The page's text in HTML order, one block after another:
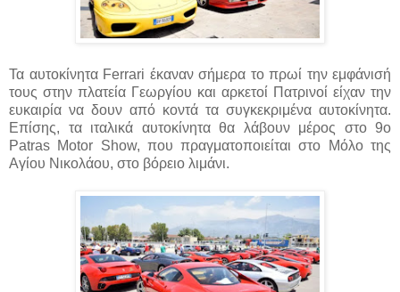
Τα αυτοκίνητα Ferrari έκαναν σήμερα το πρωί την εμφάνισή
τους στην πλατεία Γεωργίου και αρκετοί Πατρινοί είχαν την
ευκαιρία να δουν από κοντά τα συγκεκριμένα αυτοκίνητα.
Επίσης, τα ιταλικά αυτοκίνητα θα λάβουν μέρος στο 9ο
Patras Motor Show, που πραγματοποιείται στο Μόλο της
Αγίου Νικολάου, στο βόρειο λιμάνι.